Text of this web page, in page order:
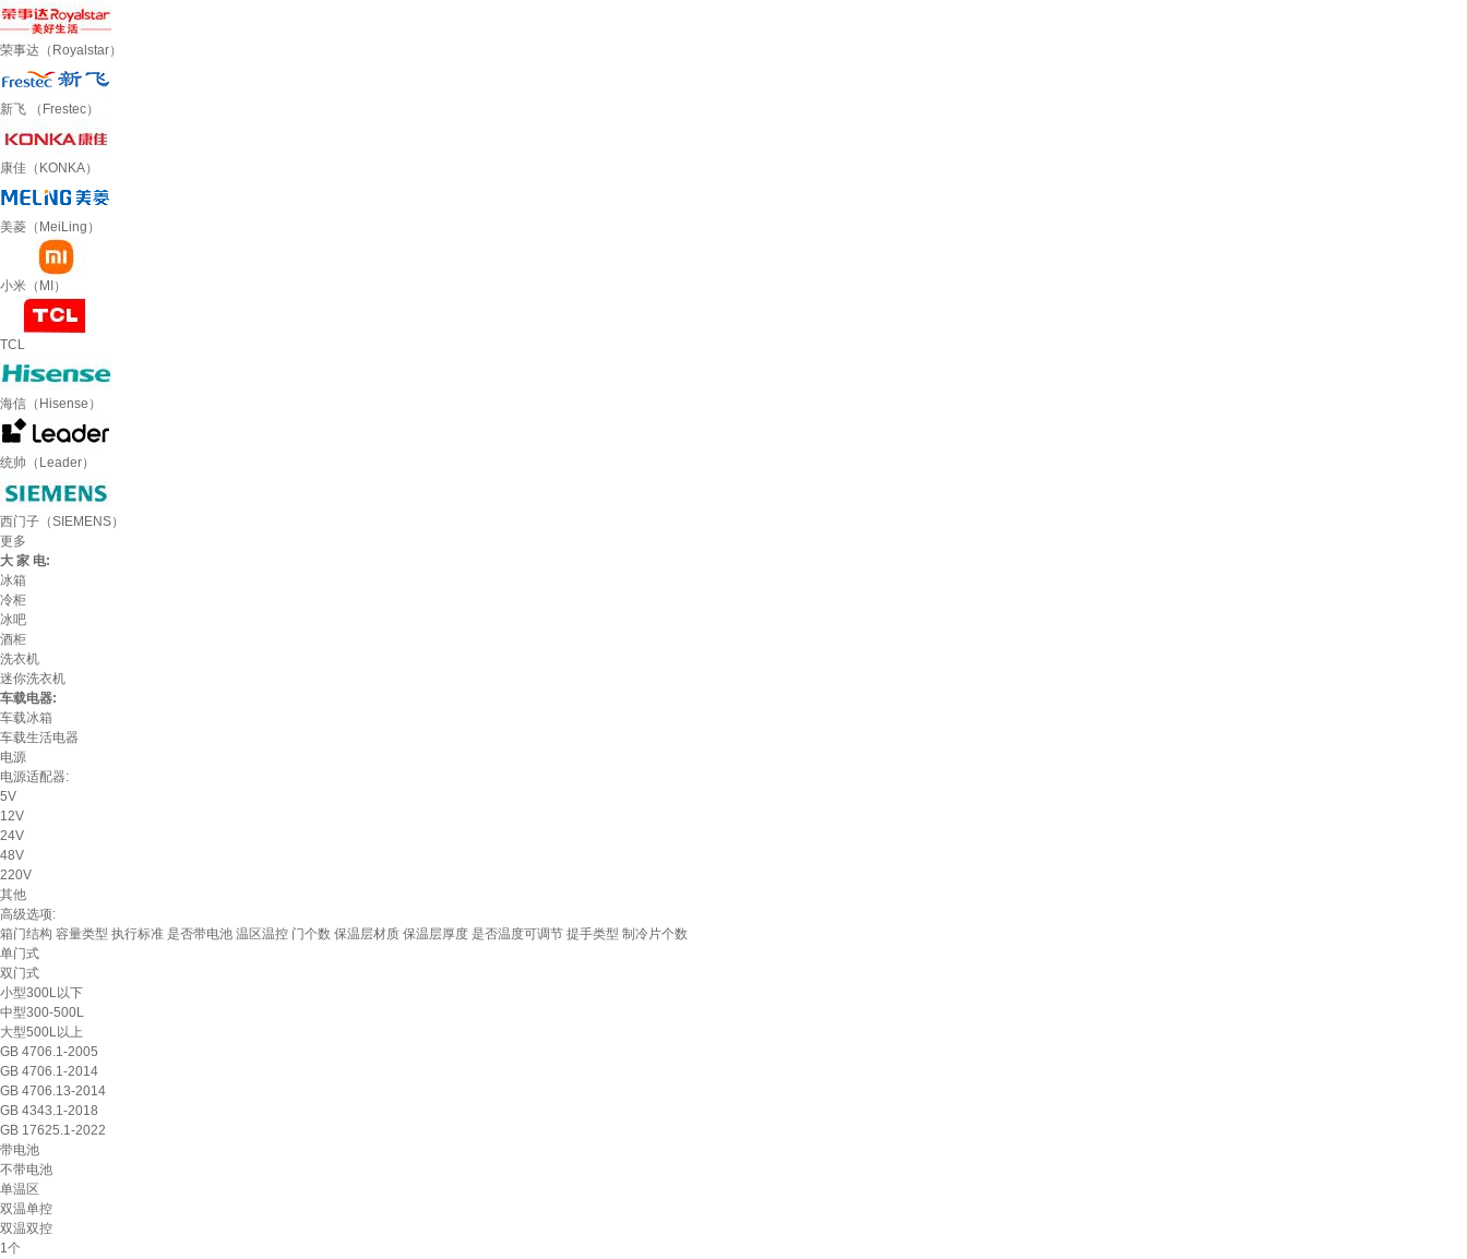
荣事达（Royalstar）
新飞 （Frestec）
康佳（KONKA）
美菱（MeiLing）
小米（MI）
TCL
海信（Hisense）
统帅（Leader）
西门子（SIEMENS）
更多
大 家 电:
冰箱
冷柜
冰吧
酒柜
洗衣机
迷你洗衣机
车载电器:
车载冰箱
车载生活电器
电源
电源适配器:
5V
12V
24V
48V
220V
其他
高级选项:
箱门结构 容量类型 执行标准 是否带电池 温区温控 门个数 保温层材质 保温层厚度 是否温度可调节 提手类型 制冷片个数
单门式
双门式
小型300L以下
中型300-500L
大型500L以上
GB 4706.1-2005
GB 4706.1-2014
GB 4706.13-2014
GB 4343.1-2018
GB 17625.1-2022
带电池
不带电池
单温区
双温单控
双温双控
1个